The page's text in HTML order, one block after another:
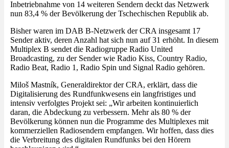
Inbetriebnahme von 14 weiteren Sendern deckt das Netzwerk
nun 83,4 % der Bevölkerung der Tschechischen Republik ab.
Bisher waren im DAB B-Netzwerk der CRA insgesamt 17
Sender aktiv, deren Anzahl hat sich nun auf 31 erhöht. In diesem
Multiplex B sendet die Radiogruppe Radio United
Broadcasting, zu der Sender wie Radio Kiss, Country Radio,
Radio Beat, Radio 1, Radio Spin und Signal Radio gehören.
Miloš Mastník, Generaldirektor der CRA, erklärt, dass die
Digitalisierung des Rundfunkwesens ein langfristiges und
intensiv verfolgtes Projekt sei: „Wir arbeiten kontinuierlich
daran, die Abdeckung zu verbessern. Mehr als 80 % der
Bevölkerung können nun die Programme des Multiplexes mit
kommerziellen Radiosendern empfangen. Wir hoffen, dass dies
die Verbreitung des digitalen Rundfunks bei den Hörern